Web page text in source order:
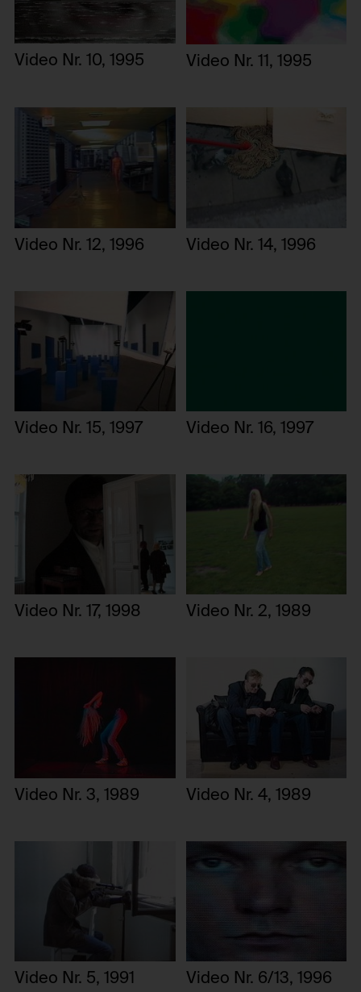
Video Nr. 10, 1995 Video Nr. 11, 1995
Video Nr. 12, 1996 Video Nr. 14, 1996
Video Nr. 15, 1997 Video Nr. 16, 1997
Video Nr. 17, 1998 Video Nr. 2, 1989
Video Nr. 3, 1989 Video Nr. 4, 1989
Video Nr. 5, 1991 Video Nr. 6/13, 1996